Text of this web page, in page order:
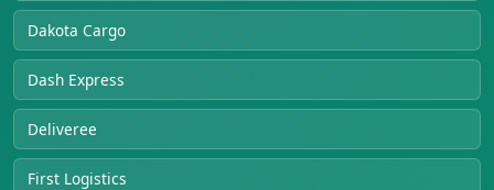
Dakota Cargo
Dash Express
Deliveree
First Logistics